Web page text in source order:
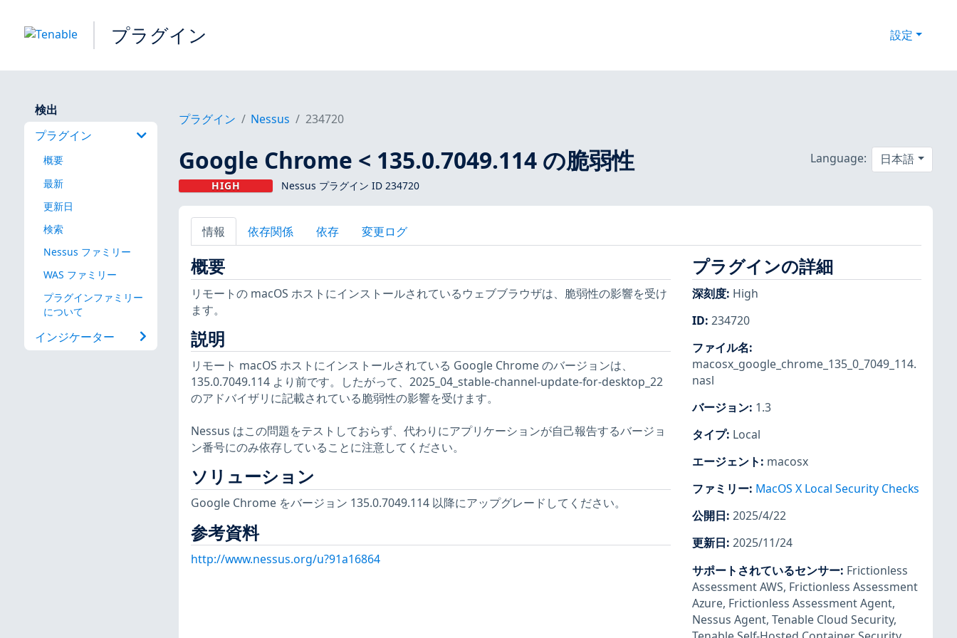
プラグイン 設定
検出
プラグイン
概要
最新
更新日
検索
Nessus ファミリー
WAS ファミリー
プラグインファミリー
について
インジケーター
プラグイン Nessus 234720
Google Chrome < 135.0.7049.114 の脆弱性
HIGH Nessus プラグイン ID 234720
Language: 日本語
情報 依存関係 依存 変更ログ
概要
リモートの macOS ホストにインストールされているウェブブラウザは、脆弱性の影響を受け
ます。
説明
リモート macOS ホストにインストールされている Google Chrome のバージョンは、
135.0.7049.114 より前です。したがって、2025_04_stable-channel-update-for-desktop_22
のアドバイザリに記載されている脆弱性の影響を受けます。
Nessus はこの問題をテストしておらず、代わりにアプリケーションが自己報告するバージョ
ン番号にのみ依存していることに注意してください。
ソリューション
Google Chrome をバージョン 135.0.7049.114 以降にアップグレードしてください。
参考資料
http://www.nessus.org/u?91a16864
プラグインの詳細
深刻度: High
ID: 234720
ファイル名:
macosx_google_chrome_135_0_7049_114.
nasl
バージョン: 1.3
タイプ: Local
エージェント: macosx
ファミリー: MacOS X Local Security Checks
公開日: 2025/4/22
更新日: 2025/11/24
サポートされているセンサー: Frictionless
Assessment AWS, Frictionless Assessment
Azure, Frictionless Assessment Agent,
Nessus Agent, Tenable Cloud Security,